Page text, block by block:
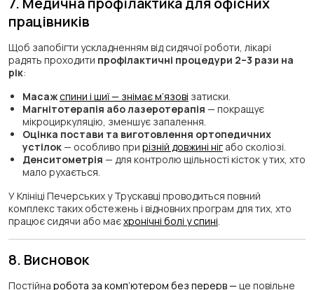
працівників
Щоб запобігти ускладненням від сидячої роботи, лікарі
радять проходити профілактичні процедури 2–3 рази на
рік:
Масажспини і шиї — знімає м’язові затиски.
Магнітотерапія або лазеротерапія — покращує
мікроциркуляцію, зменшує запалення.
Оцінка постави та виготовлення ортопедичних
устілок— особливо при різній довжині нігабо сколіозі.
Денситометрія — для контролю щільності кісток у тих, хто
мало рухається.
У Клініці Печерських у Трускавці проводиться повний
комплекс таких обстежень і відновних програм для тих, хто
працює сидячи або маєхронічні болі у спині
8. Висновок
Постійна робота за комп’ютером без перерв — це повільне